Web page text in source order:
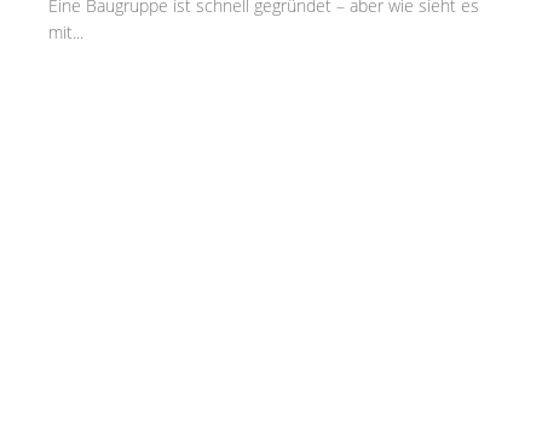
Eine Baugruppe ist schnell gegründet – aber wie sieht es
mit...